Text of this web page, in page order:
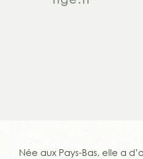
Née aux Pays-Bas, elle a